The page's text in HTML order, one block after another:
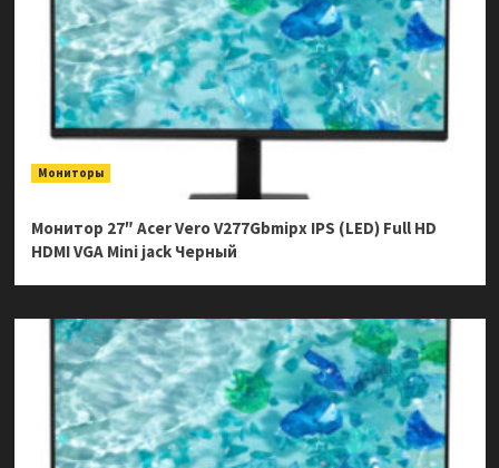
Мониторы
Монитор 27″ Acer Vero V277Gbmipx IPS (LED) Full HD
HDMI VGA Mini jack Черный